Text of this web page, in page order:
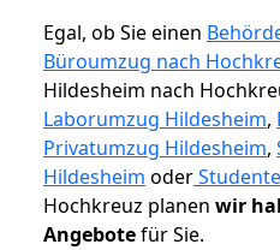
Egal, ob Sie einen
Büroumzug nach
Hildesheim nach
Laborumzug Hildesheim,
Privatumzug Hildesheim,
Hildesheim oder
Hochkreuz planen wir
Angebotefür Sie.